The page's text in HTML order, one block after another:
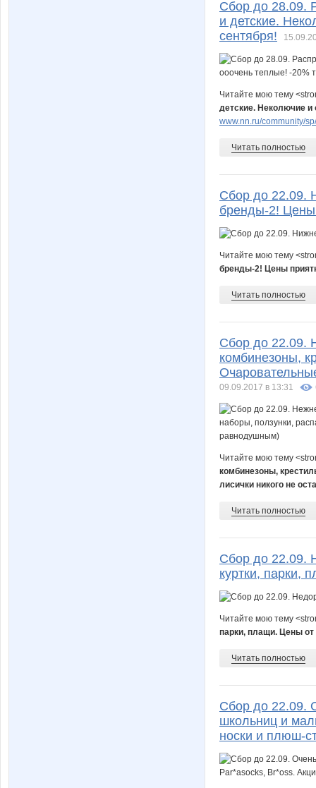
Сбор до 28.09.
и детские.
сентября!
Читайте мою тему
детские. Неколючие и
www.nn.ru/community/
Читать полностью
Сбор до 22.09.
бренды-2! Цены
Читайте мою тему
бренды-2! Цены
Читать полностью
Сбор до 22.09.
комбинезоны,
09.09.2017 в 13:31
Читайте мою тему
комбинезоны,
лисички никого не
Читать полностью
Сбор до 22.09.
куртки, парки,
Читайте мою тему
парки, плащи. Цены
Читать полностью
Сбор до 22.09.
школьниц и
носки и плюш-